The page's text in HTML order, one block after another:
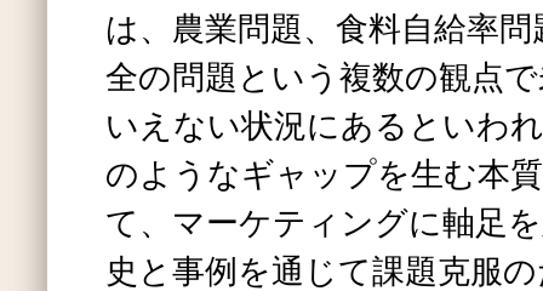
は、農業問題、食料自給率
全の問題という複数の観点
いえない状況にあるといわ
のようなギャップを生む本
て、マーケティングに軸足
史と事例を通じて課題克服